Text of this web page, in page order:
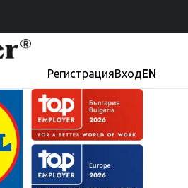
РегистрацияВходEN